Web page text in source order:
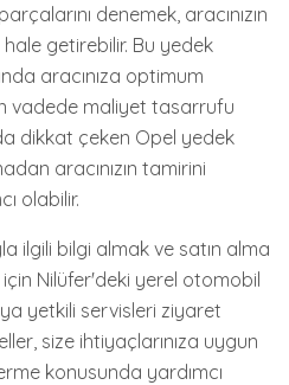
denemek, aracınızın
getirebilir. Bu yedek
aracınıza optimum
vadede maliyet tasarrufu
dikkat çeken Opel yedek
aracınızın tamirini
olabilir.
ilgili bilgi almak ve satın alma
Nilüfer'deki yerel otomobil
yetkili servisleri ziyaret
size ihtiyaçlarınıza uygun
konusunda yardımcı